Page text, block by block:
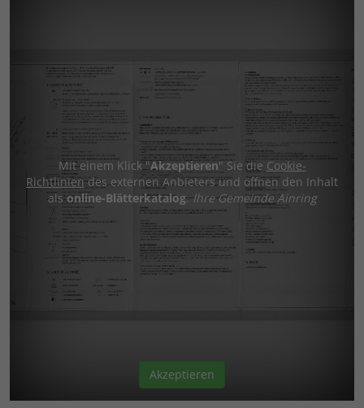
Mit einem Klick "Akzeptieren" Sie die Cookie-
Richtliniendes externen Anbieters und öffnen den Inhalt
alsonline-Blätterkatalog. Ihre Gemeinde Ainring
Akzeptieren